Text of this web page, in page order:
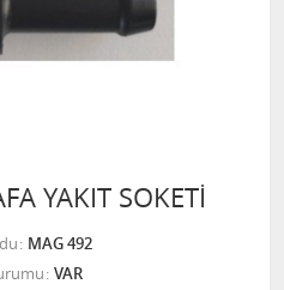
YAKIT SOKETİ
MAG 492
VAR